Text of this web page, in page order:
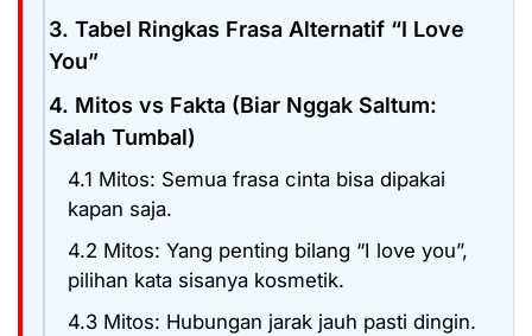
3. Tabel Ringkas Frasa Alternatif “I Love
You”
4. Mitos vs Fakta (Biar Nggak Saltum:
Salah Tumbal)
4.1 Mitos: Semua frasa cinta bisa dipakai
kapan saja.
4.2 Mitos: Yang penting bilang “I love you”,
pilihan kata sisanya kosmetik.
4.3 Mitos: Hubungan jarak jauh pasti dingin.